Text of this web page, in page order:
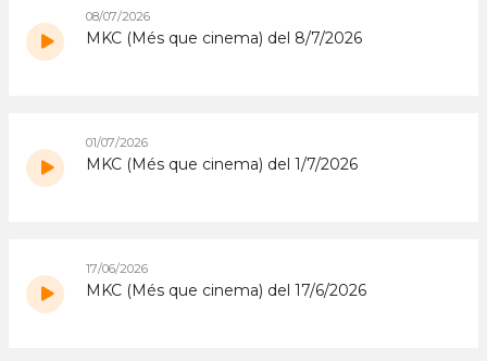
08/07/2026
MKC (Més que cinema) del 8/7/2026
01/07/2026
MKC (Més que cinema) del 1/7/2026
17/06/2026
MKC (Més que cinema) del 17/6/2026